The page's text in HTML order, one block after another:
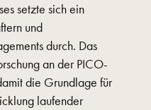
setzte sich ein
und
durch. Das
an der PICO-
die Grundlage für
laufender